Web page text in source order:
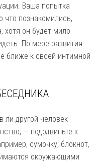
Ваша попытка
что познакомились,
хотя он будет мило
По мере развития
ближе к своей интимной
ли другой человек
— пододвиньте к
сумочку, блокнот,
окружающими